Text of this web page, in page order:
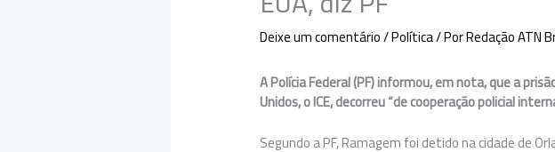
Deixe um comentário/Política/ PorRedação ATN
A Polícia Federal (PF) informou, em nota, que a
Unidos, o ICE, decorreu “de cooperação policial
Segundo a PF, Ramagem foi detido na cidade de